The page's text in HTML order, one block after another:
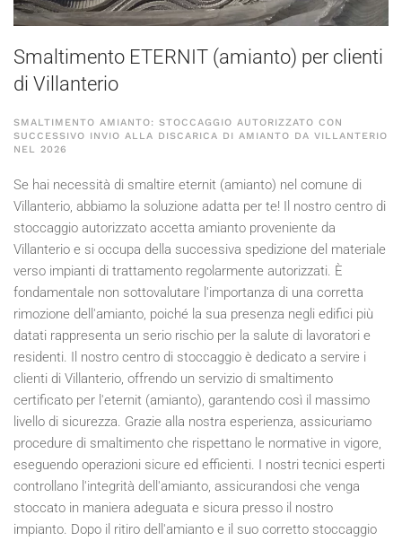
Smaltimento ETERNIT (amianto) per clienti
di Villanterio
SMALTIMENTO AMIANTO: STOCCAGGIO AUTORIZZATO CON
SUCCESSIVO INVIO ALLA DISCARICA DI AMIANTO DA VILLANTERIO
NEL 2026
Se hai necessità di smaltire eternit (amianto) nel comune di
Villanterio, abbiamo la soluzione adatta per te! Il nostro centro di
stoccaggio autorizzato accetta amianto proveniente da
Villanterio e si occupa della successiva spedizione del materiale
verso impianti di trattamento regolarmente autorizzati. È
fondamentale non sottovalutare l'importanza di una corretta
rimozione dell'amianto, poiché la sua presenza negli edifici più
datati rappresenta un serio rischio per la salute di lavoratori e
residenti. Il nostro centro di stoccaggio è dedicato a servire i
clienti di Villanterio, offrendo un servizio di smaltimento
certificato per l'eternit (amianto), garantendo così il massimo
livello di sicurezza. Grazie alla nostra esperienza, assicuriamo
procedure di smaltimento che rispettano le normative in vigore,
eseguendo operazioni sicure ed efficienti. I nostri tecnici esperti
controllano l'integrità dell'amianto, assicurandosi che venga
stoccato in maniera adeguata e sicura presso il nostro
impianto. Dopo il ritiro dell'amianto e il suo corretto stoccaggio